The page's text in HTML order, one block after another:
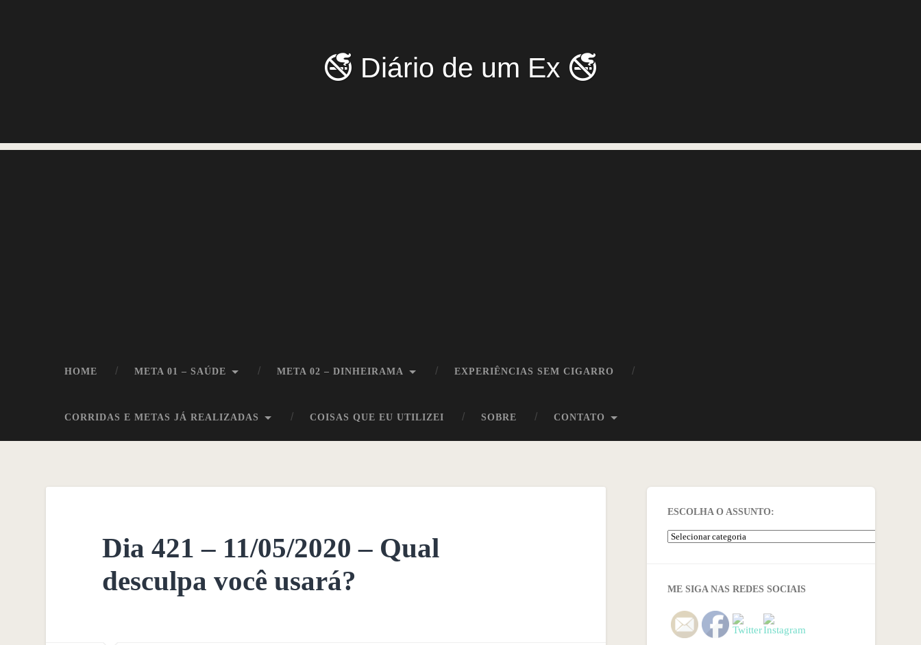
🚭 Diário de um Ex 🚭
HOME META 01 – SAÚDE META 02 – DINHEIRAMA EXPERIÊNCIAS SEM CIGARRO
CORRIDAS E METAS JÁ REALIZADAS COISAS QUE EU UTILIZEI SOBRE CONTATO
Dia 421 – 11/05/2020 – Qual
desculpa você usará?
ESCOLHA O ASSUNTO:
ME SIGA NAS REDES SOCIAIS